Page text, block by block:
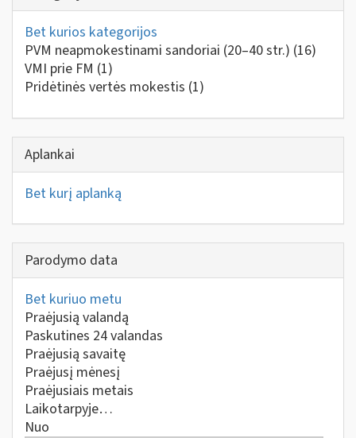
Bet kurios kategorijos
PVM neapmokestinami sandoriai (20–40 str.) (16)
VMI prie FM (1)
Pridėtinės vertės mokestis (1)
Aplankai
Bet kurį aplanką
Parodymo data
Bet kuriuo metu
Praėjusią valandą
Paskutines 24 valandas
Praėjusią savaitę
Praėjusį mėnesį
Praėjusiais metais
Laikotarpyje…
Nuo